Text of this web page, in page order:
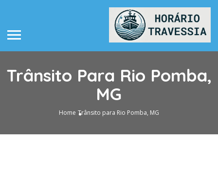
Trânsito Para Rio Pomba,
MG
Home Trânsito para Rio Pomba, MG